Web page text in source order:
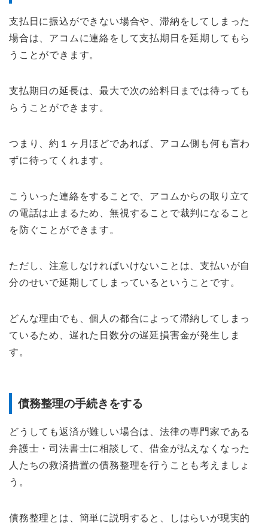
支払日に振込ができない場合や、滞納をしてしまった
場合は、アコムに連絡をして支払期日を延期してもら
うことができます。
支払期日の延長は、最大で次の給料日までは待っても
らうことができます。
つまり、約１ヶ月ほどであれば、アコム側も何も言わ
ずに待ってくれます。
こういった連絡をすることで、アコムからの取り立て
の電話は止まるため、無視することで裁判になること
を防ぐことができます。
ただし、注意しなければいけないことは、支払いが自
分のせいで延期してしまっているということです。
どんな理由でも、個人の都合によって滞納してしまっ
ているため、遅れた日数分の遅延損害金が発生しま
す。
債務整理の手続きをする
どうしても返済が難しい場合は、法律の専門家である
弁護士・司法書士に相談して、借金が払えなくなった
人たちの救済措置の債務整理を行うことも考えましょ
う。
債務整理とは、簡単に説明すると、しはらいが現実的